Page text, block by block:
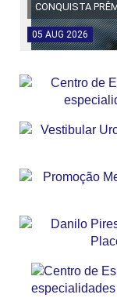
CONQUISTA
05 AUG 2026